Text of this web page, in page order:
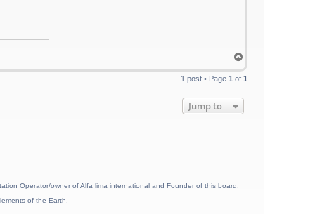
o
p
1 post • Page 1 of 1
Jump to
Operator/owner of Alfa lima international and Founder of this board.
of the Earth.